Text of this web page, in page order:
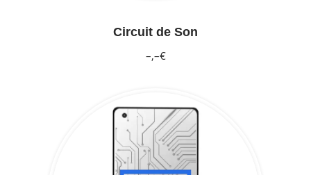
Circuit de Son
–,–€